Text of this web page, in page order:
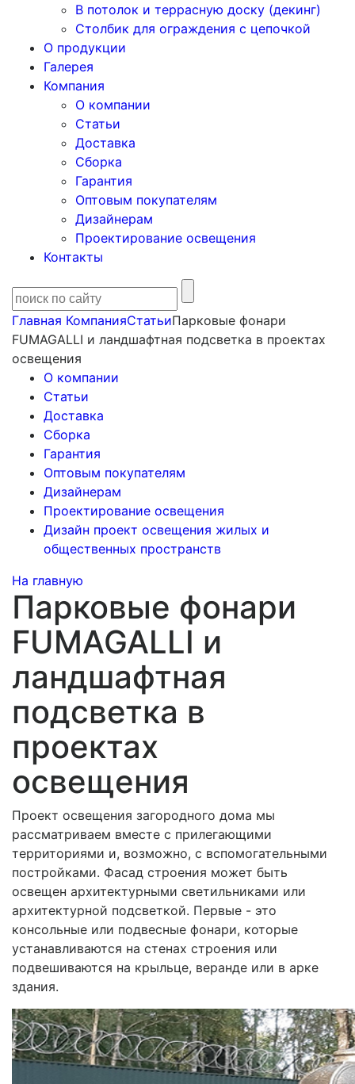
В потолок и террасную доску (декинг)
Столбик для ограждения с цепочкой
О продукции
Галерея
Компания
О компании
Статьи
Доставка
Сборка
Гарантия
Оптовым покупателям
Дизайнерам
Проектирование освещения
Контакты
Главная КомпанияСтатьиПарковые фонари
FUMAGALLI и ландшафтная подсветка в проектах
освещения
О компании
Статьи
Доставка
Сборка
Гарантия
Оптовым покупателям
Дизайнерам
Проектирование освещения
Дизайн проект освещения жилых и
общественных пространств
На главную
Парковые фонари
FUMAGALLI и
ландшафтная
подсветка в
проектах
освещения
Проект освещения загородного дома мы
рассматриваем вместе с прилегающими
территориями и, возможно, с вспомогательными
постройками. Фасад строения может быть
освещен архитектурными светильниками или
архитектурной подсветкой. Первые - это
консольные или подвесные фонари, которые
устанавливаются на стенах строения или
подвешиваются на крыльце, веранде или в арке
здания.